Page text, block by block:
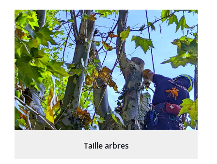
Taille arbres